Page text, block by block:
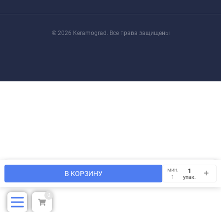
В КОРЗИНУ
мин.
1
упак.
© 2026 Keramograd. Все права защищены
0
Мы используем файлы cookie, чтобы сайт был лучше для
OK